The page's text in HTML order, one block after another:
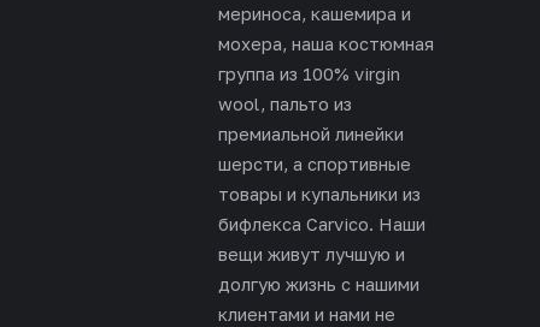
мериноса, кашемира и
мохера, наша костюмная
группа из 100% virgin
wool, пальто из
премиальной линейки
шерсти, а спортивные
товары и купальники из
бифлекса Carvico. Наши
вещи живут лучшую и
долгую жизнь с нашими
клиентами и нами не